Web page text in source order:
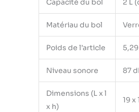
Capacité du bol 2 L
Matériau du bol
Poids de l’article
Niveau sonore 87
Dimensions (L x l
x h)
19 x